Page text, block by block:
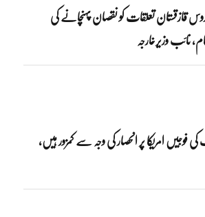
قازقستان تعلقات کو نقصان پہنچانے کی
نائب وزیرخارجہ
فوجیں امریکا پر انحصار کی وجہ سے کمزور ہیں،